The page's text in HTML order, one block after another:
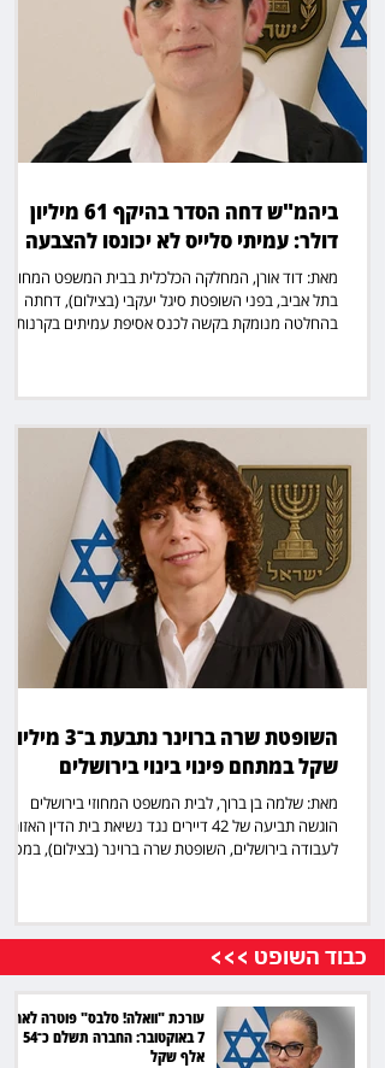
ביהמ"ש דחה הסדר בהיקף 61 מיליון
דולר: עמיתי סלייס לא יכונסו להצבעה
מאת: דוד אורן, המחלקה הכלכלית בבית המשפט המחוזי
בתל אביב, בפני השופטת סיגל יעקבי (בצילום), דחתה
בהחלטה מנומקת בקשה לכנס אסיפת עמיתים בקרנות
למסקנה כי אינה מצריכה תשובה ודינה להידחות”. במרכז
וההשתלמות שלהם דרך סלייס גמל, וראו את כספם נודד
לקרנות מעבר לים. לפי הנתונים שהוצגו, מדובר בכספי
עמיתים בהיקף של כ־61 מיליון דולר. עד קיץ 2025 הוש
השופטת שרה ברוינר נתבעת ב־3 מיליון
שקל במתחם פינוי בינוי בירושלים
מאת: שלמה בן ברוך, לבית המשפט המחוזי בירושלים
הוגשה תביעה של 42 דיירים נגד נשיאת בית הדין האזורי
לעבודה בירושלים, השופטת שרה ברוינר (בצילום),
בעניינה, או לחלופין לחייבה בפיצוי של 3 מיליון שקל. עם
זאת, יש להדגיש כי מדובר בטענות הדיירים בלבד, וכי בפני
בית המשפט מונחות בשלב זה טענות התובעים כפי
כנשיאת בית הדין האזורי
כבוד השופט >>>
עורכת "וואלה! סלבס" פוטרה לאחר
7 באוקטובר: החברה תשלם כ־54
אלף שקל